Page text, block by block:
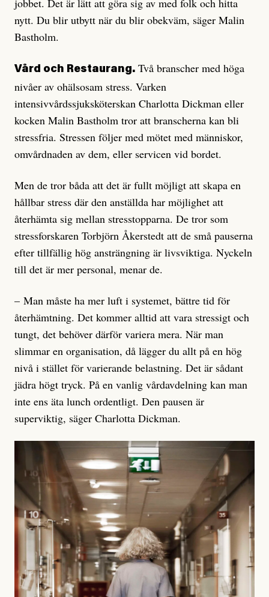
jobbet. Det är lätt att göra sig av med folk och hitta
nytt. Du blir utbytt när du blir obekväm, säger Malin
Bastholm.
Vård och Restaurang. Två branscher med höga
nivåer av ohälsosam stress. Varken
intensivvårdssjuksköterskan Charlotta Dickman eller
kocken Malin Bastholm tror att branscherna kan bli
stressfria. Stressen följer med mötet med människor,
omvårdnaden av dem, eller servicen vid bordet.
Men de tror båda att det är fullt möjligt att skapa en
hållbar stress där den anställda har möjlighet att
återhämta sig mellan stresstopparna. De tror som
stressforskaren Torbjörn Åkerstedt att de små pauserna
efter tillfällig hög ansträngning är livsviktiga. Nyckeln
till det är mer personal, menar de.
– Man måste ha mer luft i systemet, bätt­re tid för
återhämtning. Det kommer alltid att vara stressigt och
tungt, det behöver därför variera mera. När man
slimmar en organisation, då lägger du allt på en hög
nivå i stället för varierande belastning. Det är sådant
jädra högt tryck. På en vanlig vårdavdelning kan man
inte ens äta lunch ordentligt. Den pausen är
superviktig, säger Charlotta Dickman.